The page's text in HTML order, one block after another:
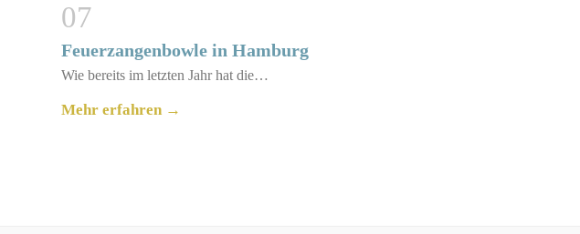
07
Feuerzangenbowle in Hamburg
Wie bereits im letzten Jahr hat die…
Mehr erfahren →